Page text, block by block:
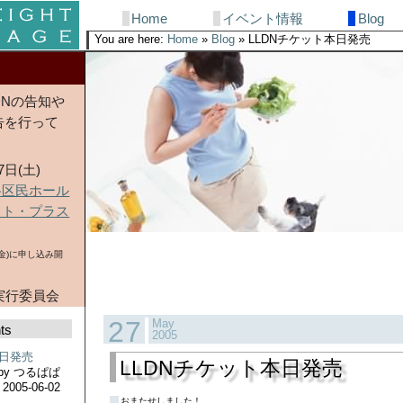
SectionsHome イベント情報 Blog
You are here: Home » Blog » LLDNチケット本日発売
の告知や
行って
日(土)
民ホール
・プラス
)に申し込み開
行委員会
発売
つるぱぱ
2005-06-02
27
May
2005
LLDNチケット本日発売
おまたせしました！